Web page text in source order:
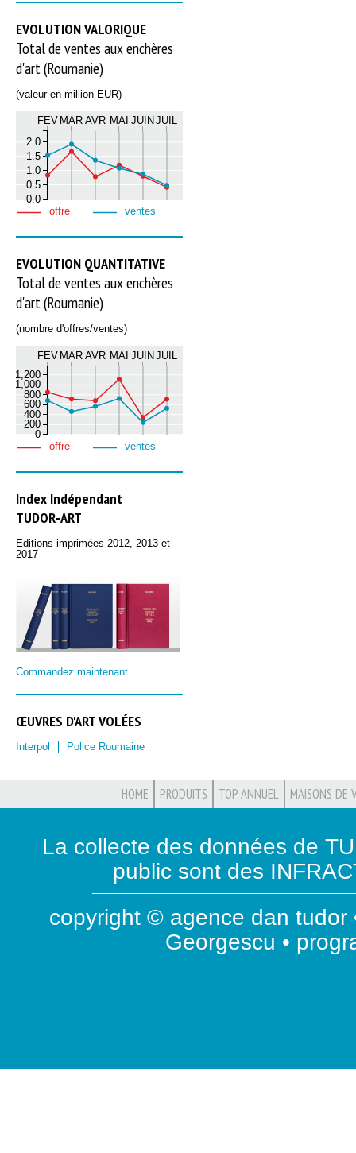
EVOLUTION VALORIQUE
Total de ventes aux enchères
d'art (Roumanie)
(valeur en million EUR)
FEV MAR AVR MAI JUIN JUIL
0.0
0.5
1.0
1.5
2.0
offre ventes
EVOLUTION QUANTITATIVE
Total de ventes aux enchères
d'art (Roumanie)
(nombre d'offres/ventes)
FEV MAR AVR MAI JUIN JUIL
0
200
400
600
800
1,000
1,200
offre ventes
Index Indépendant
TUDOR‑ART
Editions imprimées 2012, 2013 et
2017
Commandez maintenant
ŒUVRES D'ART VOLÉES
Interpol Police Roumaine
HOME PRODUITS TOP ANNUEL MAISONS DE
La collecte des données de
public sont des
copyright © agence dan tudor
Georgescu •